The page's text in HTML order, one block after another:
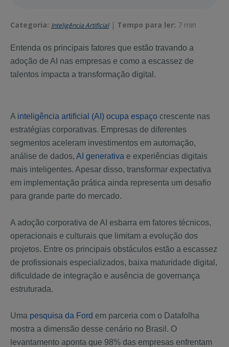
Categoria: Inteligência Artificial | Tempo para ler: 7 min
Entenda os principais fatores que estão travando a
adoção de AI nas empresas e como a escassez de
talentos impacta a transformação digital.
A inteligência artificial (AI) ocupa espaço crescente nas
estratégias corporativas. Empresas de diferentes
segmentos aceleram investimentos em automação,
análise de dados, AI generativa e experiências digitais
mais inteligentes. Apesar disso, transformar expectativa
em implementação prática ainda representa um desafio
para grande parte do mercado.
A adoção corporativa de AI esbarra em fatores técnicos,
operacionais e culturais que limitam a evolução dos
projetos. Entre os principais obstáculos estão a escassez
de profissionais especializados, baixa maturidade digital,
dificuldade de integração e ausência de governança
estruturada.
Uma pesquisa da Ford em parceria com o Datafolha
mostra a dimensão desse cenário no Brasil. O
levantamento aponta que 98% das empresas enfrentam